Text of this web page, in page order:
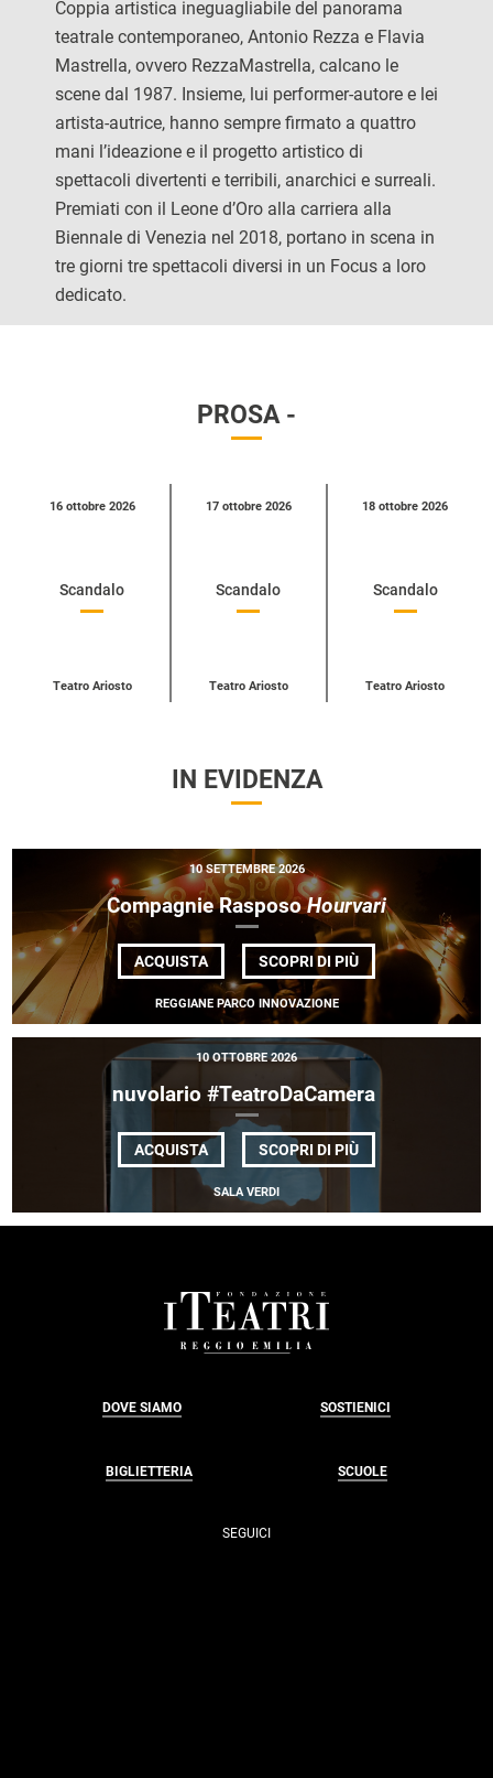
Coppia artistica ineguagliabile del panorama
teatrale contemporaneo, Antonio Rezza e Flavia
Mastrella, ovvero RezzaMastrella, calcano le
scene dal 1987. Insieme, lui performer-autore e lei
artista-autrice, hanno sempre firmato a quattro
mani l’ideazione e il progetto artistico di
spettacoli divertenti e terribili, anarchici e surreali.
Premiati con il Leone d’Oro alla carriera alla
Biennale di Venezia nel 2018, portano in scena in
tre giorni tre spettacoli diversi in un Focus a loro
dedicato.
PROSA -
Calendario
categoria
16 ottobre 2026
Scandalo
Teatro Ariosto
17 ottobre 2026
Scandalo
Teatro Ariosto
18 ottobre 2026
Scandalo
Teatro Ariosto
IN EVIDENZA
10 SETTEMBRE 2026
Compagnie RasposoHourvari
ACQUISTA SCOPRI DI PIÙDI
COMPAGNIE
<EM>HOURVARI</
REGGIANE PARCO INNOVAZIONE
10 OTTOBRE 2026
nuvolario #TeatroDaCamera
ACQUISTA SCOPRI DI PIÙDI
NUVOLARIO
SALA VERDI
DOVE SIAMO SOSTIENICI
BIGLIETTERIA SCUOLE
SEGUICI